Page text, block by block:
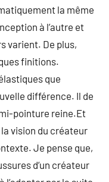
la même
à l’autre et
varient. De plus,
finitions.
que
différence. Il de
pointure reine.Et
vision du créateur
Je pense que,
d’un créateur